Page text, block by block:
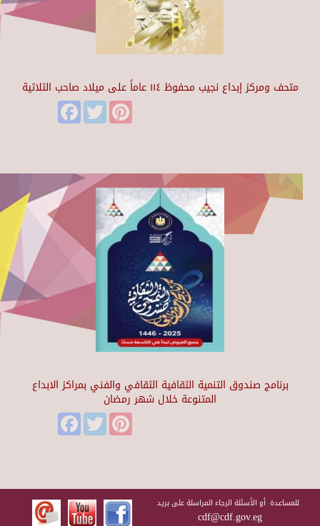
متحف ومركز إبداع نجيب محفوظ ١١٤ عاماً على ميلاد صاحب الثلاثية
FacebookTwitter
برنامج صندوق التنمية الثقافية الثقافي والفني بمراكز الابداع
المتنوعة خلال شهر رمضان
FacebookTwitter
للمساعدة أو الأسئلة الرجاء المراسلة على بريد
cdf@cdf.gov.eg